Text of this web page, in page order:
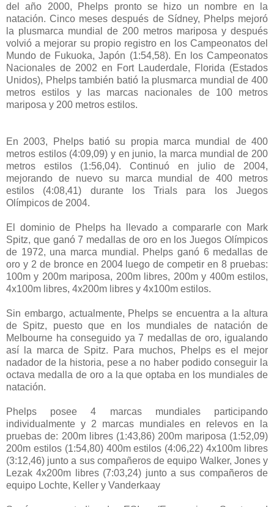
del año 2000, Phelps pronto se hizo un nombre en la
natación. Cinco meses después de Sídney, Phelps mejoró
la plusmarca mundial de 200 metros mariposa y después
volvió a mejorar su propio registro en los Campeonatos del
Mundo de Fukuoka, Japón (1:54,58). En los Campeonatos
Nacionales de 2002 en Fort Lauderdale, Florida (Estados
Unidos), Phelps también batió la plusmarca mundial de 400
metros estilos y las marcas nacionales de 100 metros
mariposa y 200 metros estilos.
En 2003, Phelps batió su propia marca mundial de 400
metros estilos (4:09,09) y en junio, la marca mundial de 200
metros estilos (1:56,04). Continuó en julio de 2004,
mejorando de nuevo su marca mundial de 400 metros
estilos (4:08,41) durante los Trials para los Juegos
Olímpicos de 2004.
El dominio de Phelps ha llevado a compararle con Mark
Spitz, que ganó 7 medallas de oro en los Juegos Olímpicos
de 1972, una marca mundial. Phelps ganó 6 medallas de
oro y 2 de bronce en 2004 luego de competir en 8 pruebas:
100m y 200m mariposa, 200m libres, 200m y 400m estilos,
4x100m libres, 4x200m libres y 4x100m estilos.
Sin embargo, actualmente, Phelps se encuentra a la altura
de Spitz, puesto que en los mundiales de natación de
Melbourne ha conseguido ya 7 medallas de oro, igualando
así la marca de Spitz. Para muchos, Phelps es el mejor
nadador de la historia, pese a no haber podido conseguir la
octava medalla de oro a la que optaba en los mundiales de
natación.
Phelps posee 4 marcas mundiales participando
individualmente y 2 marcas mundiales en relevos en la
pruebas de: 200m libres (1:43,86) 200m mariposa (1:52,09)
200m estilos (1:54,80) 400m estilos (4:06,22) 4x100m libres
(3:12,46) junto a sus compañeros de equipo Walker, Jones y
Lezak 4x200m libres (7:03,24) junto a sus compañeros de
equipo Lochte, Keller y Vanderkaay